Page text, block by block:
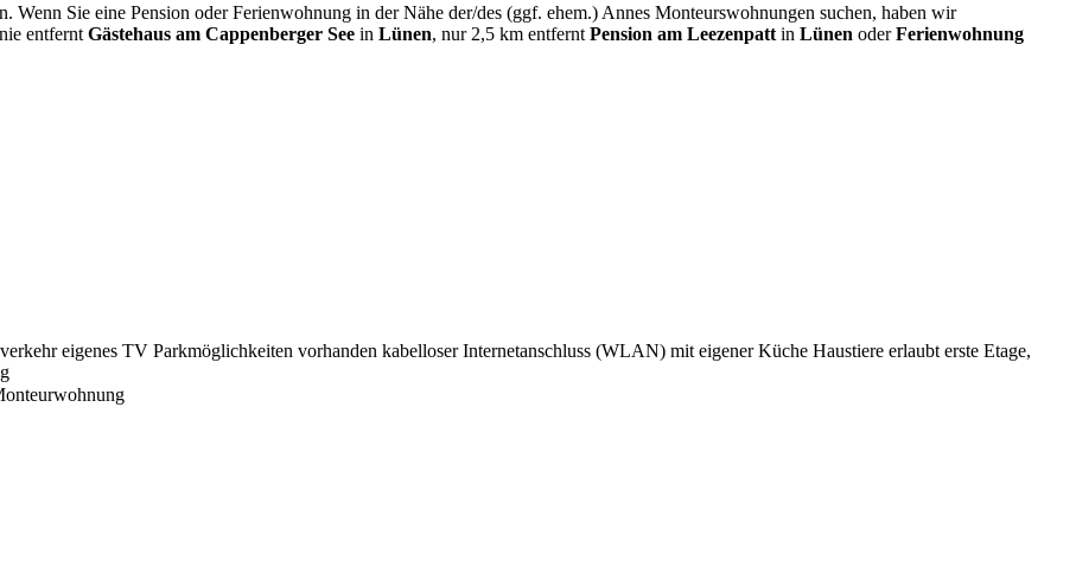
Wenn Sie eine Pension oder Ferienwohnung in der Nähe der/des (ggf. ehem.) Annes Monteurswohnungen suchen, haben wir
entfernt Gästehaus am Cappenberger See in Lünen, nur 2,5 km entfernt Pension am Leezenpatt in Lünen oderFerienwohnung
eigenes TV Parkmöglichkeiten vorhanden kabelloser Internetanschluss (WLAN) mit eigener Küche Haustiere erlaubt erste Etage,